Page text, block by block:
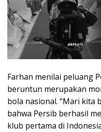
Farhan menilai peluang
beruntun merupakan
bola nasional. “Mari kita
bahwa Persib berhasil
klub pertama di